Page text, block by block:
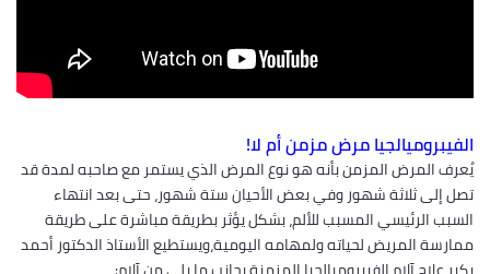
الفيبروميالجيا مرض مزمن أم لا!
يُعرف المرض المزمن بأنه هو نوع المرض الذي يستمر مع صاحبه لمدة قد
تصل إلى ثلاثة شهور وفي بعض الأحيان ستة شهور، حتى بعد انتهاء
السبب الرئيسي المسبب للألم، بشكل يؤثر بطريقة مباشرة على طريقة
ممارسة المريض لحياته ولمهامه اليومية،ويستطيع الأستاذ الدكتور أحمد